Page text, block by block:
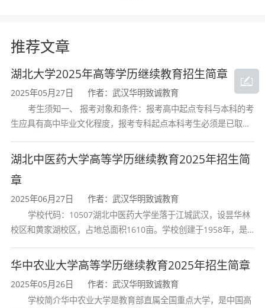
推荐文章
湖北大学2025年高等学历继续教育招生简章
2025年05月27日
作者：武汉华明致诚教育
考生须知一、 报考对象和条件：报考高中起点专科与本科的考
生应具有高中毕业文化程度，报考专科起点本科考生必须是已取得
构颁发的大学专科毕业证书的人
湖北中医药大学高等学历继续教育2025年招生简
章
2025年06月27日
作者：武汉华明致诚教育
学校代码：10507湖北中医药大学坐落于江城武汉，设昙华林
校区和黄家湖校区，占地总面积1610亩。学校创建于1958年，是
育和最早开办中医研究
华中农业大学高等学历继续教育2025年招生简章
2025年05月26日
作者：武汉华明致诚教育
学校简介华中农业大学是教育部直属全国重点大学，是中国高